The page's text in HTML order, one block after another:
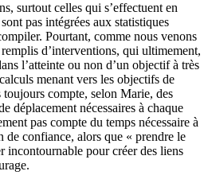
surtout celles qui s’effectuent en
pas intégrées aux statistiques
Pourtant, comme nous venons
d’interventions, qui ultimement,
l’atteinte ou non d’un objectif à très
menant vers les objectifs de
compte, selon Marie, des
déplacement nécessaires à chaque
pas compte du temps nécessaire à
de confiance, alors que « prendre le
incontournable pour créer des liens